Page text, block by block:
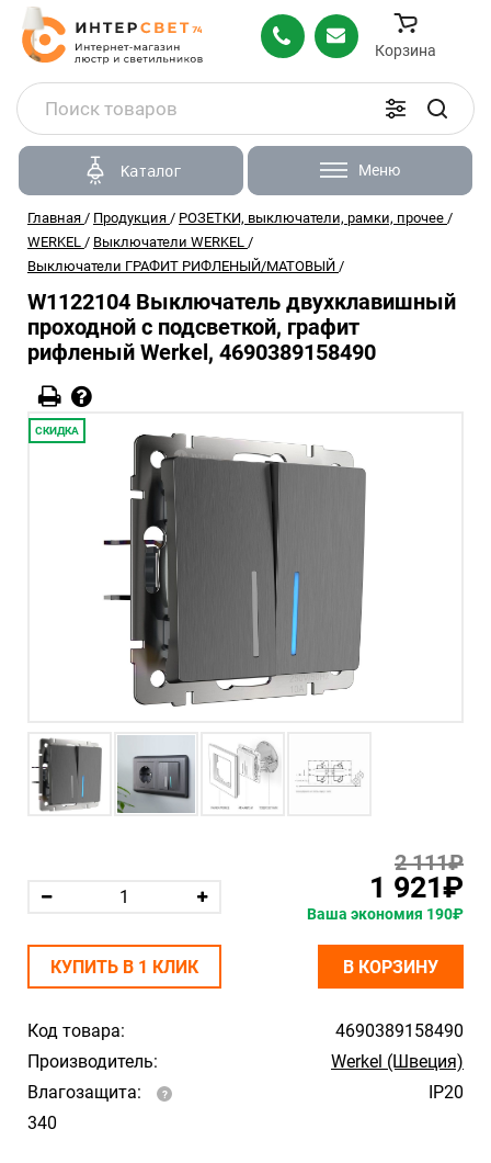
Корзина
Каталог Меню
Главная / Продукция / РОЗЕТКИ, выключатели, рамки, прочее /
WERKEL / Выключатели WERKEL /
Выключатели ГРАФИТ РИФЛЕНЫЙ/МАТОВЫЙ /
W1122104 Выключатель двухклавишный
проходной с подсветкой, графит
рифленый Werkel, 4690389158490
СКИДКА
Код товара:
4690389158490
Производитель:
Werkel (Швеция)
Влагозащита:
IP20
340
2 111₽
1 921₽
Ваша экономия 190₽
КУПИТЬ В 1 КЛИК В КОРЗИНУ